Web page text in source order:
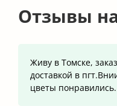
Отзывы
Живу в Томске,
доставкой в
цветы